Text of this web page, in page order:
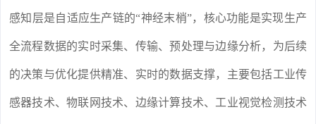
感知层是自适应生产链的“神经末梢”，核心功能是实现生产
全流程数据的实时采集、传输、预处理与边缘分析，为后续
的决策与优化提供精准、实时的数据支撑，主要包括工业传
感器技术、物联网技术、边缘计算技术、工业视觉检测技术